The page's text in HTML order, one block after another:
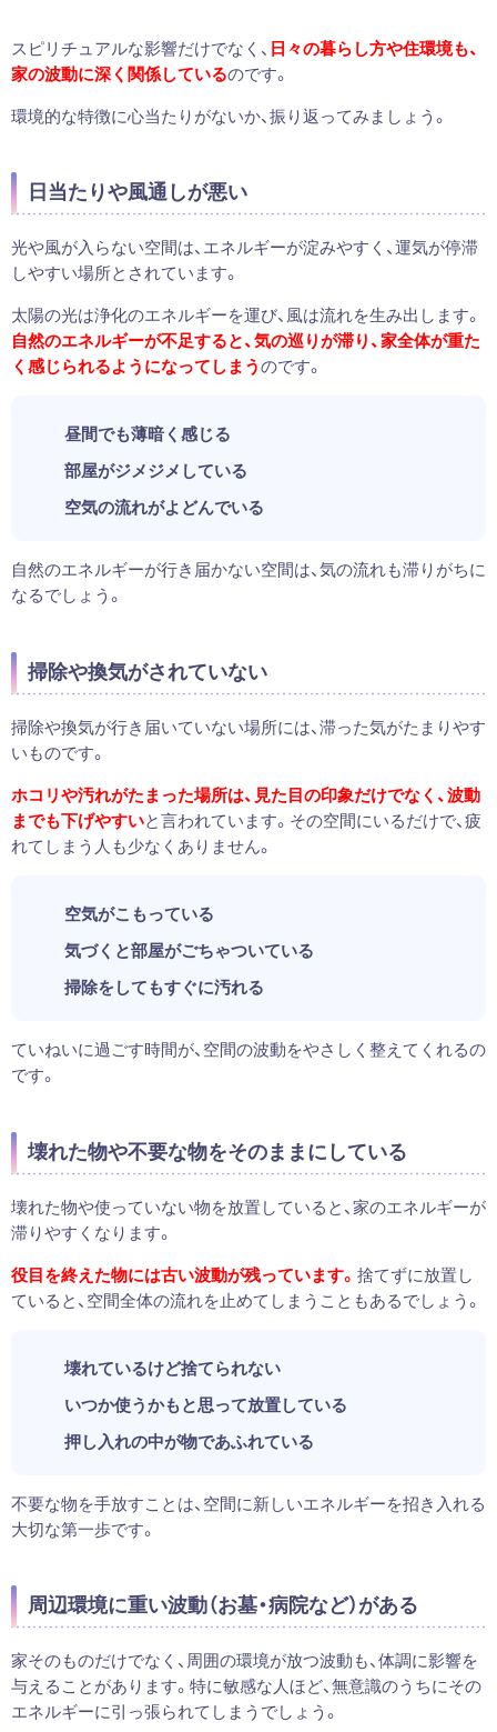
スピリチュアルな影響だけでなく、 日々の暮らし方や住環境も、
家の波動に深く関係しているのです。
環境的な特徴に心当たりがないか、振り返ってみましょう。
日当たりや風通しが悪い
光や風が入らない空間は、エネルギーが淀みやすく、運気が停滞
しやすい場所とされています。
太陽の光は浄化のエネルギーを運び、風は流れを生み出します。
自然のエネルギーが不足すると、気の巡りが滞り、家全体が重た
く感じられるようになってしまうのです。
昼間でも薄暗く感じる
部屋がジメジメしている
空気の流れがよどんでいる
自然のエネルギーが行き届かない空間は、気の流れも滞りがちに
なるでしょう。
掃除や換気がされていない
掃除や換気が行き届いていない場所には、滞った気がたまりやす
いものです。
ホコリや汚れがたまった場所は、見た目の印象だけでなく、波動
までも下げやすいと言われています。その空間にいるだけで、疲
れてしまう人も少なくありません。
空気がこもっている
気づくと部屋がごちゃついている
掃除をしてもすぐに汚れる
ていねいに過ごす時間が、空間の波動をやさしく整えてくれるの
です。
壊れた物や不要な物をそのままにしている
壊れた物や使っていない物を放置していると、家のエネルギーが
滞りやすくなります。
役目を終えた物には古い波動が残っています。 捨てずに放置し
ていると、空間全体の流れを止めてしまうこともあるでしょう。
壊れているけど捨てられない
いつか使うかもと思って放置している
押し入れの中が物であふれている
不要な物を手放すことは、空間に新しいエネルギーを招き入れる
大切な第一歩です。
周辺環境に重い波動（お墓・病院など）がある
家そのものだけでなく、周囲の環境が放つ波動も、体調に影響を
与えることがあります。特に敏感な人ほど、無意識のうちにその
エネルギーに引っ張られてしまうでしょう。